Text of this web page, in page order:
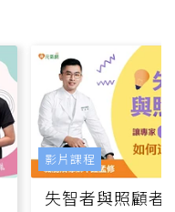
失智者與照顧者
影片課程